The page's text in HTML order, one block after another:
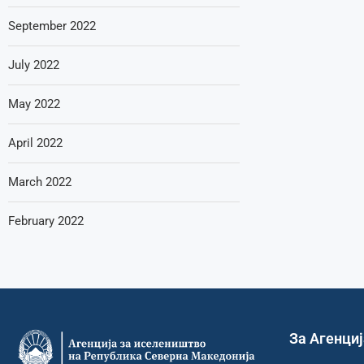
September 2022
July 2022
May 2022
April 2022
March 2022
February 2022
За